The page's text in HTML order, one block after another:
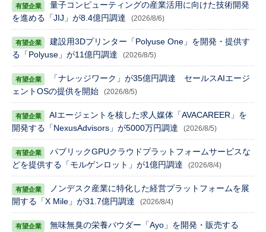
量子コンピューティングの産業活用に向けた技術開発
を進める「JIJ」が8.4億円調達
(2026/8/6)
建設用3Dプリンター「Polyuse One」を開発・提供す
る「Polyuse」が11億円調達
(2026/8/5)
「ナレッジワーク」が35億円調達 セールスAIエージ
ェントOSの提供を開始
(2026/8/5)
AIエージェントを核した求人媒体「AVACAREER」を
開発する「NexusAdvisors」が5000万円調達
(2026/8/5)
パブリックGPUクラウドプラットフォームサービスな
どを提供する「モルゲンロット」が1億円調達
(2026/8/4)
ノンデスク産業に特化した経営プラットフォームを展
開する「X Mile」が31.7億円調達
(2026/8/4)
無味無臭の栄養パウダー「Ayo」を開発・販売する